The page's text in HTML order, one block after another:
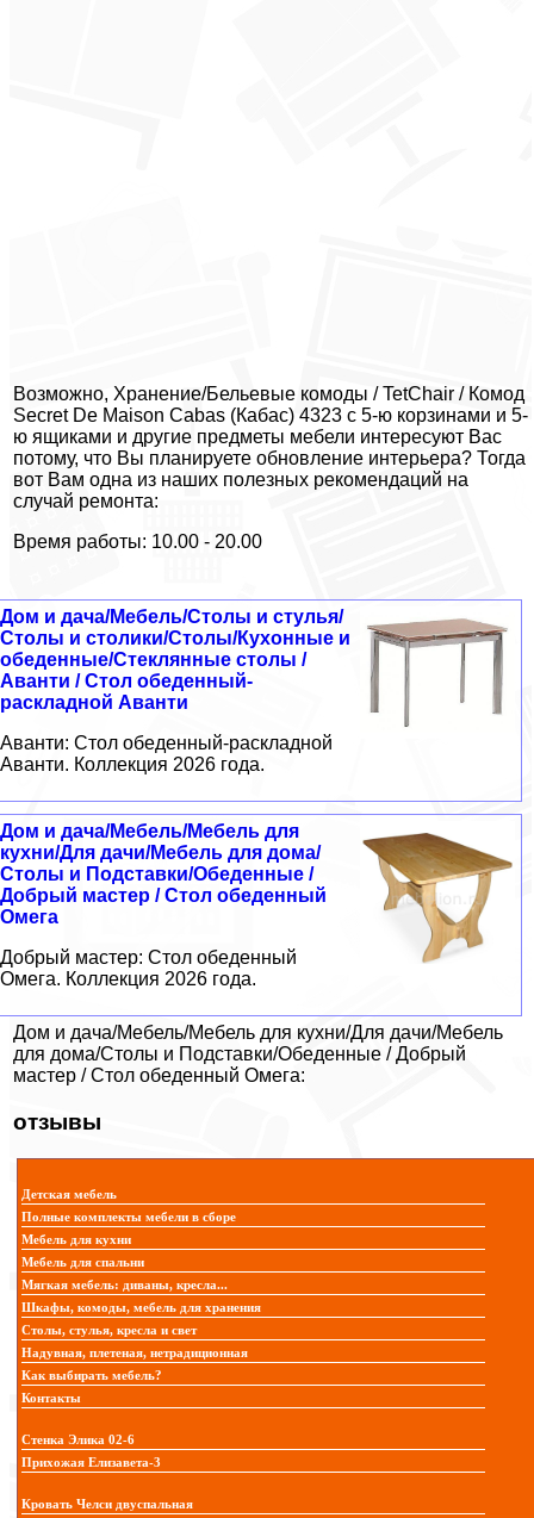
Возможно, Хранение/Бельевые комоды / TetChair / Комод
Secret De Maison Cabas (Кабас) 4323 с 5-ю корзинами и 5-
ю ящиками и другие предметы мебели интересуют Вас
потому, что Вы планируете обновление интерьера? Тогда
вот Вам одна из наших полезных рекомендаций на
случай ремонта:
Время работы: 10.00 - 20.00
Дом и дача/Мебель/Столы и стулья/
Столы и столики/Столы/Кухонные и
обеденные/Стеклянные столы /
Аванти / Стол обеденный-
раскладной Аванти
Аванти: Стол обеденный-раскладной
Аванти. Коллекция 2026 года.
Дом и дача/Мебель/Мебель для
кухни/Для дачи/Мебель для дома/
Столы и Подставки/Обеденные /
Добрый мастер / Стол обеденный
Омега
Добрый мастер: Стол обеденный
Омега. Коллекция 2026 года.
Дом и дача/Мебель/Мебель для кухни/Для дачи/Мебель
для дома/Столы и Подставки/Обеденные / Добрый
мастер / Стол обеденный Омега:
отзывы
Детская мебель
Полные комплекты мебели в сборе
Мебель для кухни
Мебель для спальни
Мягкая мебель: диваны, кресла...
Шкафы, комоды, мебель для хранения
Столы, стулья, кресла и свет
Надувная, плетеная, нетрадиционная
Как выбирать мебель?
Контакты
Стенка Элика 02-6
Прихожая Елизавета-3
Кровать Челси двуспальная